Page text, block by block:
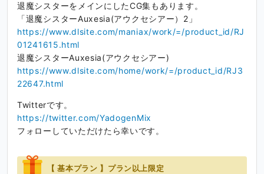
退魔シスターをメインにしたCG集もあります。
「退魔シスターAuxesia(アウクセシアー）2」
https://www.dlsite.com/maniax/work/=/product_id/RJ
01241615.html
退魔シスターAuxesia(アウクセシアー)
https://www.dlsite.com/home/work/=/product_id/RJ3
22647.html
Twitterです。
https://twitter.com/YadogenMix
フォローしていただけたら幸いです。
【 基本プラン 】プラン以上限定